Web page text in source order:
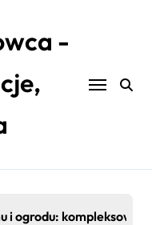
-
i efektywności
Jak utrzymać maszyny